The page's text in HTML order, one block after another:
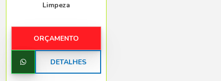
Limpeza
ORÇAMENTO
DETALHES